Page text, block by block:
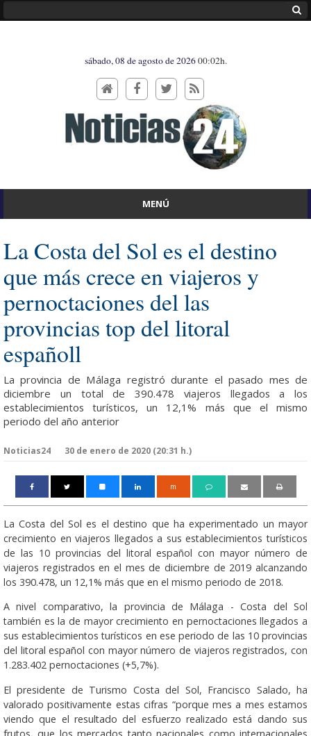
sábado, 08 de agosto de 202600:02h.
MENÚ
La Costa del Sol es el destino
que más crece en viajeros y
pernoctaciones del las
provincias top del litoral
españoll
La provincia de Málaga registró durante el pasado mes de
diciembre un total de 390.478 viajeros llegados a los
establecimientos turísticos, un 12,1% más que el mismo
periodo del año anterior
Noticias24 30 de enero de 2020 (20:31 h.)
m
La Costa del Sol es el destino que ha experimentado un mayor
crecimiento en viajeros llegados a sus establecimientos turísticos
de las 10 provincias del litoral español con mayor número de
viajeros registrados en el mes de diciembre de 2019 alcanzando
los 390.478, un 12,1% más que en el mismo periodo de 2018.
A nivel comparativo, la provincia de Málaga - Costa del Sol
también es la de mayor crecimiento en pernoctaciones llegados a
sus establecimientos turísticos en ese periodo de las 10 provincias
del litoral español con mayor número de viajeros registrados, con
1.283.402 pernoctaciones (+5,7%).
El presidente de Turismo Costa del Sol, Francisco Salado, ha
valorado positivamente estas cifras “porque mes a mes estamos
viendo que el resultado del esfuerzo realizado está dando sus
frutos, que los mercados tanto nacionales como internacionales